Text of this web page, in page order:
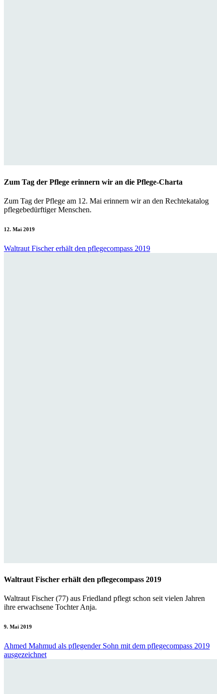
Zum Tag der Pflege erinnern wir an die Pflege-Charta
Zum Tag der Pflege am 12. Mai erinnern wir an den Rechtekatalog
pflegebedürftiger Menschen.
12. Mai 2019
Waltraut Fischer erhält den pflegecompass 2019
Waltraut Fischer erhält den pflegecompass 2019
Waltraut Fischer (77) aus Friedland pflegt schon seit vielen Jahren
ihre erwachsene Tochter Anja.
9. Mai 2019
Ahmed Mahmud als pflegender Sohn mit dem pflegecompass 2019
ausgezeichnet